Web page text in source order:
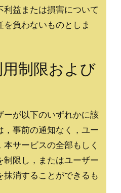
利益または損害について
を負わないものとしま
制限および
ーが以下のいずれかに該
，事前の通知なく，ユー
サービスの全部もしく
制限し，またはユーザー
抹消することができるも